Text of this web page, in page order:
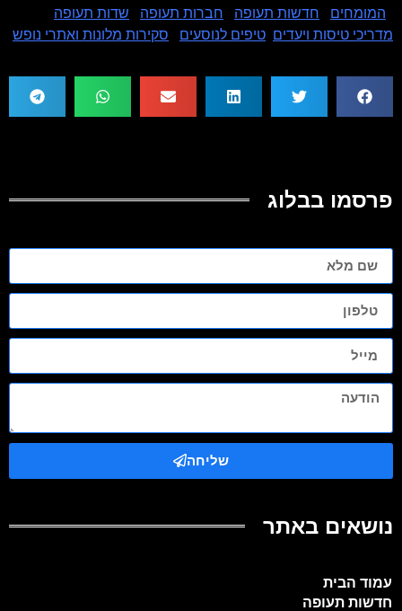
המומחים חדשות תעופה חברות תעופה שדות תעופה
מדריכי טיסות ויעדים טיפים לנוסעים סקירות מלונות ואתרי נופש
פרסמו בבלוג
שליחה
נושאים באתר
עמוד הבית
חדשות תעופה